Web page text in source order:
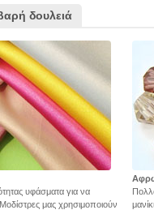
δουλειά
υφάσματα για να
μας χρησιμοποιούν